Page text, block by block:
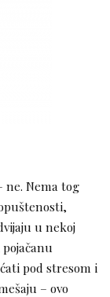
ne. Nema tog
u nekoj
pod stresom i
– ovo